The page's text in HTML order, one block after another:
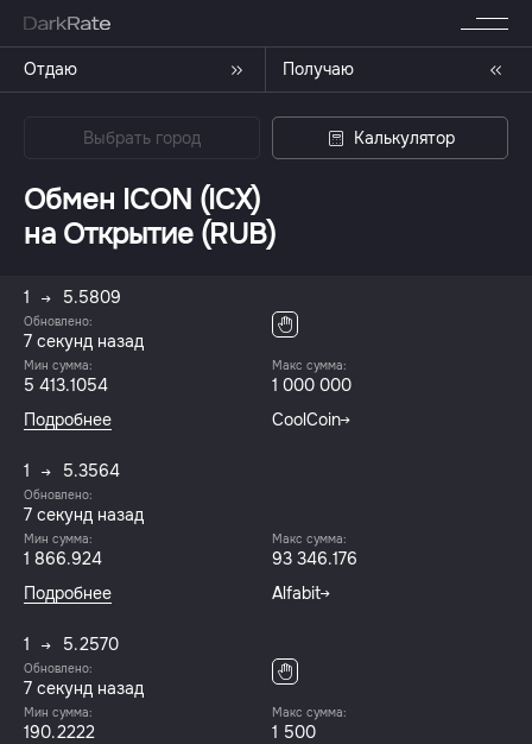
Отдаю Получаю
Выбрать город Калькулятор
Обмен ICON (ICX)
на Открытие (RUB)
1 5.5809
Обновлено:
7 секунд назад
Мин сумма:
5 413.1054
Макс сумма:
1 000 000
Подробнее
CoolCoin
1 5.3564
Обновлено:
7 секунд назад
Мин сумма:
1 866.924
Макс сумма:
93 346.176
Подробнее
Alfabit
1 5.2570
Обновлено:
7 секунд назад
Мин сумма:
190.2222
Макс сумма:
1 500